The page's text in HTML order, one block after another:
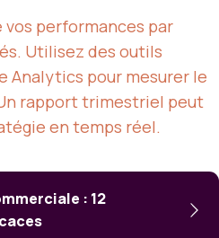
performances par
Utilisez des outils
Analytics pour mesurer le
rapport trimestriel peut
en temps réel.
: 12